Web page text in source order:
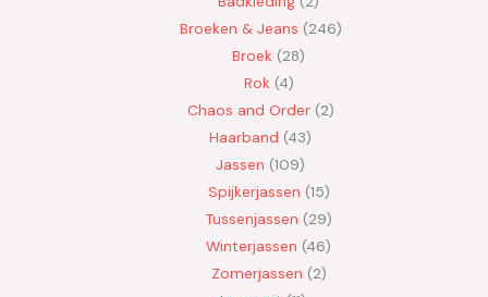
Broeken & Jeans 246
Broek 28
Rok 4
Chaos and Order 2
Haarband 43
Jassen 109
Spijkerjassen 15
Tussenjassen 29
Winterjassen 46
Zomerjassen 2